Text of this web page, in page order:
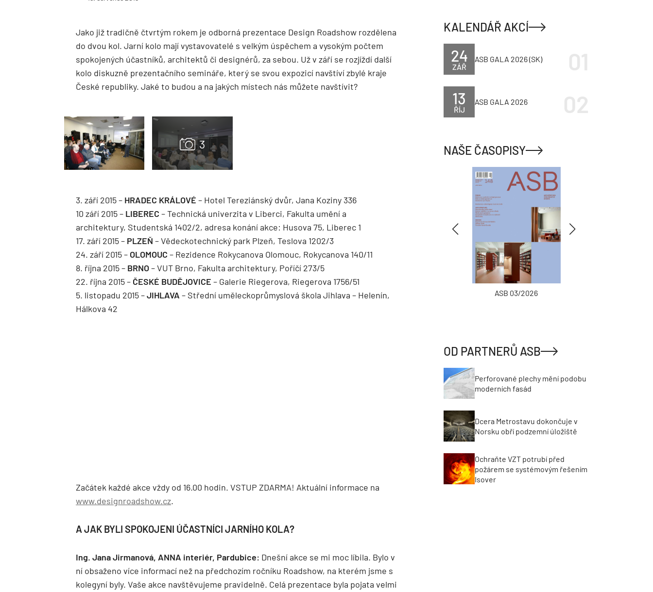
Jako již tradičně čtvrtým rokem je odborná prezentace Design Roadshow rozdělena
do dvou kol. Jarní kolo mají vystavovatelé s velkým úspěchem a vysokým počtem
spokojených účastníků, architektů či designérů, za sebou. Už v září se rozjíždí další
kolo diskuzně prezentačního semináře, který se svou expozicí navštíví zbylé kraje
České republiky. Jaké to budou a na jakých místech nás můžete navštívit?
3. září 2015 – HRADEC KRÁLOVÉ – Hotel Tereziánský dvůr, Jana Koziny 336
10 září 2015 – LIBEREC – Technická univerzita v Liberci, Fakulta umění a
architektury, Studentská 1402/2, adresa konání akce: Husova 75, Liberec 1
17. září 2015 – PLZEŇ – Vědeckotechnický park Plzeň, Teslova 1202/3
24. září 2015 – OLOMOUC – Rezidence Rokycanova Olomouc, Rokycanova 140/11
8. října 2015 – BRNO– VUT Brno, Fakulta architektury, Poříčí 273/5
22. října 2015 – ČESKÉ BUDĚJOVICE – Galerie Riegerova, Riegerova 1756/51
5. listopadu 2015 –JIHLAVA – Střední uměleckoprůmyslová škola Jihlava – Helenín,
Hálkova 42
Začátek každé akce vždy od 16.00 hodin. VSTUP ZDARMA! Aktuální informace na
www.designroadshow.cz.
A JAK BYLI SPOKOJENI ÚČASTNÍCI JARNÍHO KOLA?
Ing. Jana Jirmanová, ANNA interiér, Pardubice: Dnešní akce se mi moc líbila. Bylo v
ní obsaženo více informací než na předchozím ročníku Roadshow, na kterém jsme s
kolegyní byly. Vaše akce navštěvujeme pravidelně. Celá prezentace byla pojata velmi
KALENDÁŘ AKCÍ
ZÁŘ
24 ASB GALA 2026 (SK)
ŘÍJ
13 ASB GALA 2026
NAŠE ČASOPISY
TZB HAUSTECHNIK 02/2026 ASB 03/2026
OD PARTNERŮ ASB
Perforované plechy mění podobu
moderních fasád
Dcera Metrostavu dokončuje v
Norsku obří podzemní úložiště
Ochraňte VZT potrubí před
požárem se systémovým řešením
Isover